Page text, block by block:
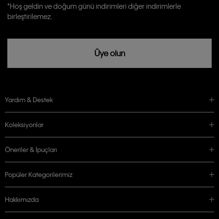
Calvin Klein tarafından kişisel verilerimin yurtdışına aktarılmasına açık
rızam vardır
*Hoş geldin ve doğum günü indirimleri diğer indirimlerle
birleştirilemez.
Üye olun
Yardım & Destek
Koleksiyonlar
Öneriler & İpuçları
Popüler Kategorilerimiz
Hakkımızda